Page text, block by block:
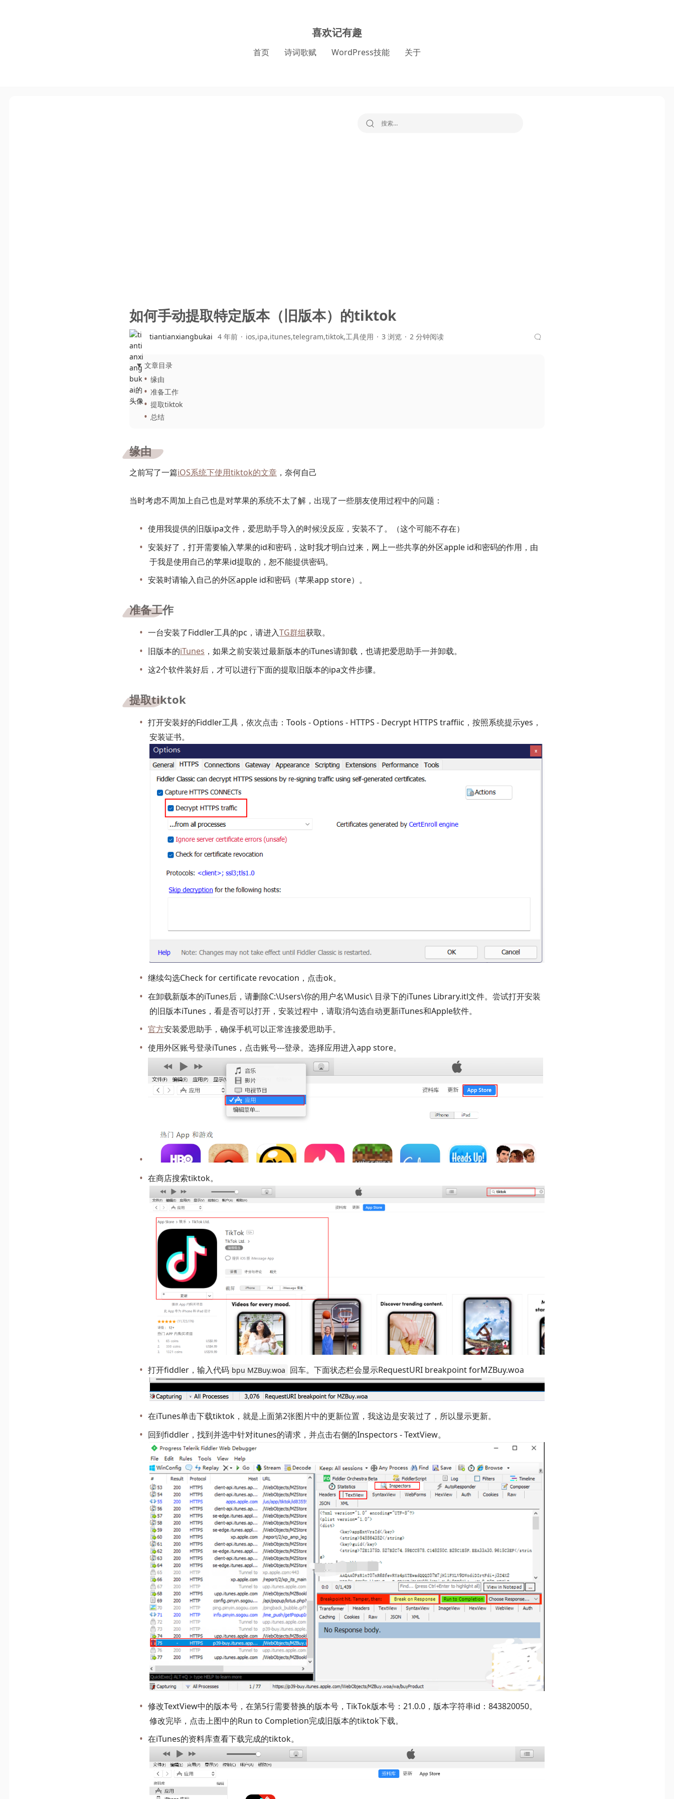
喜欢记有趣
首页 诗词歌赋 WordPress技能 关于
搜索：
如何手动提取特定版本（旧版本）的tiktok
tiantianxiangbukai 4 年前 ios,ipa,itunes,telegram,tiktok,工具使用 3 浏览 2 分钟阅读
文章目录
缘由
准备工作
提取tiktok
总结
缘由
之前写了一篇iOS系统下使用tiktok的文章 ，奈何自己
当时考虑不周加上自己也是对苹果的系统不太了解，出现了一些朋友使用过程中的问题：
使用我提供的旧版ipa文件，爱思助手导入的时候没反应，安装不了。（这个可能不存在）
安装好了，打开需要输入苹果的id和密码，这时我才明白过来，网上一些共享的外区apple id和密码的作用，由
于我是使用自己的苹果id提取的，恕不能提供密码。
安装时请输入自己的外区apple id和密码（苹果app store）。
准备工作
一台安装了Fiddler工具的pc，请进入TG群组获取。
旧版本的iTunes ，如果之前安装过最新版本的iTunes请卸载，也请把爱思助手一并卸载。
这2个软件装好后，才可以进行下面的提取旧版本的ipa文件步骤。
提取tiktok
打开安装好的Fiddler工具，依次点击：Tools - Options - HTTPS - Decrypt HTTPS traffiic，按照系统提示yes，
安装证书。
继续勾选Check for certificate revocation，点击ok。
在卸载新版本的iTunes后，请删除C:\Users\你的用户名\Music\ 目录下的iTunes Library.itl文件。尝试打开安装
的旧版本iTunes，看是否可以打开，安装过程中，请取消勾选自动更新iTunes和Apple软件。
官方安装爱思助手，确保手机可以正常连接爱思助手。
使用外区账号登录iTunes，点击账号---登录。选择应用进入app store。
在商店搜索tiktok。
打开fiddler，输入代码 bpu MZBuy.woa 回车。下面状态栏会显示RequestURI breakpoint forMZBuy.woa
在iTunes单击下载tiktok，就是上面第2张图片中的更新位置，我这边是安装过了，所以显示更新。
回到fiddler，找到并选中针对itunes的请求，并点击右侧的Inspectors - TextView。
修改TextView中的版本号，在第5行需要替换的版本号 ，TikTok版本号：21.0.0，版本字符串id：843820050。
修改完毕，点击上图中的Run to Completion完成旧版本的tiktok下载。
在iTunes的资料库查看下载完成的tiktok。